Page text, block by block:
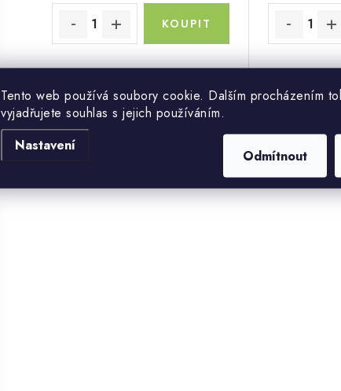
Tento web používá soubory cookie. Dalším procházením
vyjadřujete souhlas s jejich používáním.
Nastavení
Odmítnout
O
l